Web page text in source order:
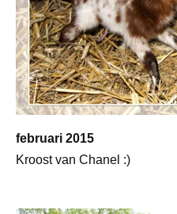
februari 2015
Kroost van Chanel :)